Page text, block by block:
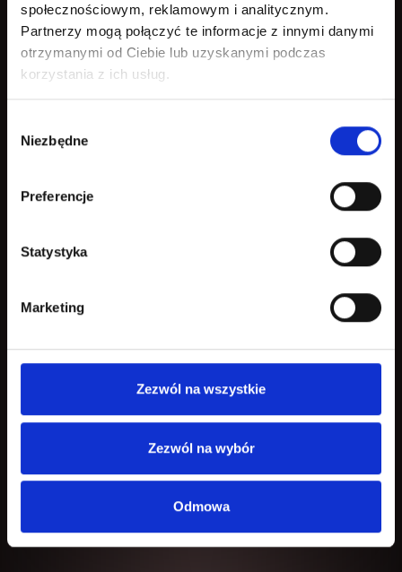
społecznościowym, reklamowym i analitycznym.
Partnerzy mogą połączyć te informacje z innymi danymi
otrzymanymi od Ciebie lub uzyskanymi podczas
korzystania z ich usług.
zgody
Niezbędne
Preferencje
Statystyka
Marketing
Zezwól na wszystkie
Zezwól na wybór
Odmowa